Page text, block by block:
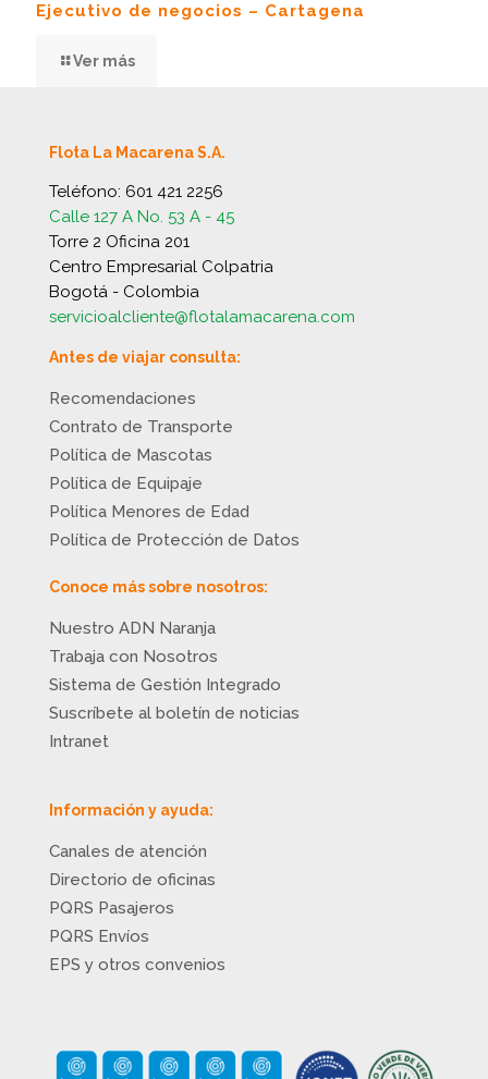
Ejecutivo de negocios – Cartagena
Ver más
Flota La Macarena S.A.
Teléfono: 601 421 2256
Calle 127 A No. 53 A - 45
Torre 2 Oficina 201
Centro Empresarial Colpatria
Bogotá - Colombia
servicioalcliente@flotalamacarena.com
Antes de viajar consulta:
Recomendaciones
Contrato de Transporte
Política de Mascotas
Política de Equipaje
Política Menores de Edad
Política de Protección de Datos
Conoce más sobre nosotros:
Nuestro ADN Naranja
Trabaja con Nosotros
Sistema de Gestión Integrado
Suscríbete al boletín de noticias
Intranet
Información y ayuda:
Canales de atención
Directorio de oficinas
PQRS Pasajeros
PQRS Envíos
EPS y otros convenios